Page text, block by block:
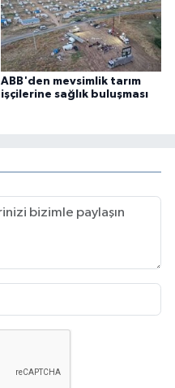
ABB'den mevsimlik tarım
işçilerine sağlık buluşması